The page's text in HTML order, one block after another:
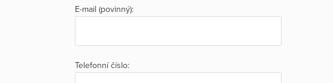
E-mail (povinný):
Telefonní číslo: